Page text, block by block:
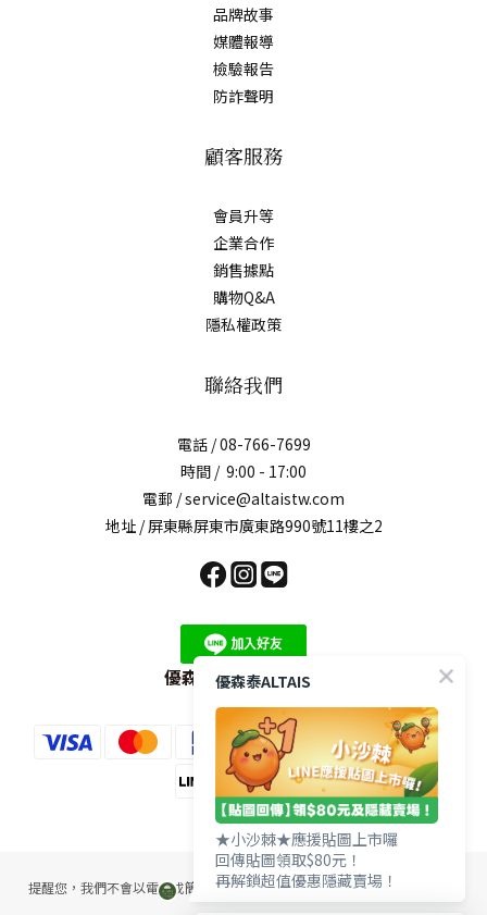
品牌故事
媒體報導
檢驗報告
防詐聲明
顧客服務
會員升等
企業合作
銷售據點
購物Q&A
隱私權政策
聯絡我們
電話 / 08-766-7699
時間 / 9:00 - 17:00
電郵 / service@altaistw.com
地址 / 屏東縣屏東市廣東路990號11樓之2
優森泰LINE官方帳號
提醒您，我們不會以電話或簡訊方式通知變更付款方式，或改為分期付款。
優森泰ALTAIS
★小沙棘★應援貼圖上市囉
回傳貼圖領取$80元！
再解鎖超值優惠隱藏賣場！